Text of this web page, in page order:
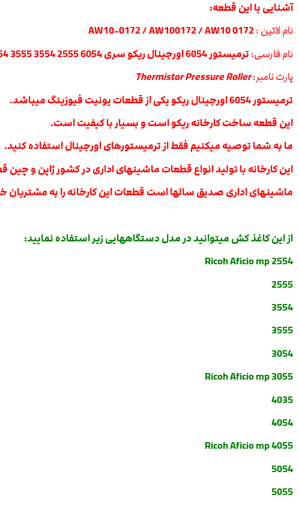
آشنایی با این قطعه:
نام لاتین : AW10-0172 / AW100172 / AW10 0172
نام فارسی: ترمیستور 6054 اورجینال ریکو سری 6054 2555 3554 3555 3054 3055 4035 4054 4055 5054 5055 6054 2554
پارت نامبر:Thermistor Pressure Roller
ترمیستور 6054 اورجینال ریکو یکی از قطعات یونیت فیوزینگ میباشد.
این قطعه ساخت کارخانه ریکو است و بسیار با کیفیت است.
ما به شما توصیه میکنیم فقط از ترمیستورهای اورجینال استفاده کنید.
این کارخانه با تولید انواع قطعات ماشینهای اداری در کشور ژاپن و چین
ماشینهای اداری صدیق سالها است قطعات این کارخانه را به مشتریان
از این کاغذ کش میتوانید در مدل دستگاههایی زیر استفاده نمایید:
Ricoh Aficio mp 2554
2555
3554
3555
3054
Ricoh Aficio mp3055
4035
4054
Ricoh Aficio mp4055
5054
5055